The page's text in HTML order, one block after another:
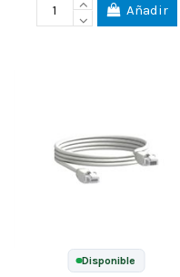
Añadir
Disponible